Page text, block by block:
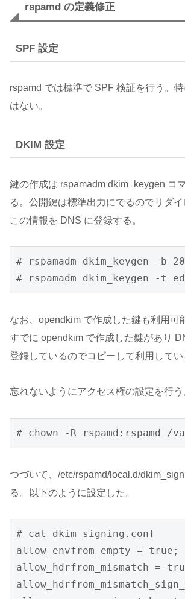
rspamd の定義修正
SPF 設定
rspamd では標準で SPF 検証を行う。
はない。
DKIM 設定
鍵の作成は rspamadm dkim_keygen コ
る。公開鍵は標準出力にでるのでリダイ
この情報を DNS に登録する。
# rspamadm dkim_keygen -
# rspamadm dkim_keygen -t
なお、opendkim で作成した鍵も利用可
すでに opendkim で作成した鍵があり
登録しているのでコピーして利用してい
忘れないようにアクセス権の設定を行う
# chown -R rspamd:rspamd /
つづいて、/etc/rspamd/local.d/
る。以下のように設定した。
# cat dkim_signing.conf
allow_envfrom_empty = true;
allow_hdrfrom_mismatch =